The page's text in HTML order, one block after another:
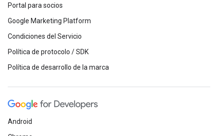
Portal para socios
Google Marketing Platform
Condiciones del Servicio
Política de protocolo / SDK
Política de desarrollo de la marca
Android